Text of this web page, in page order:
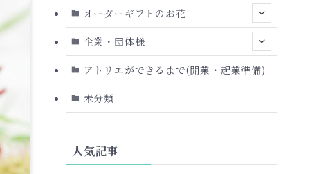
オーダーギフトのお花
企業・団体様
アトリエができるまで(開業・起業準備)
未分類
人気記事